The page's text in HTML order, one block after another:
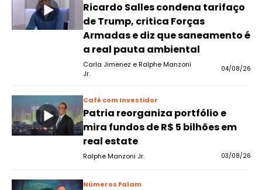
Ricardo Salles condena tarifaço
de Trump, critica Forças
Armadas e diz que saneamento é
a real pauta ambiental
Carla Jimenez e Ralphe Manzoni
Jr.
04/08/26
Café com Investidor
Patria reorganiza portfólio e
mira fundos de R$ 5 bilhões em
real estate
Ralphe Manzoni Jr. 03/08/26
Números Falam